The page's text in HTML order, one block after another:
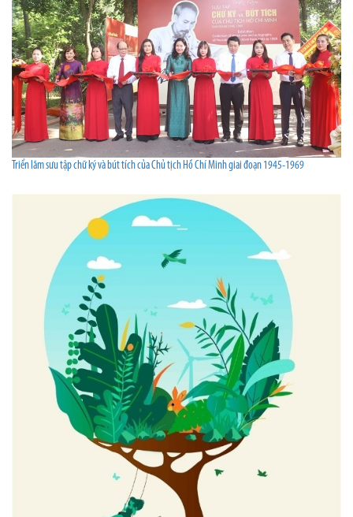
Triển lãm sưu tập chữ ký và bút tích của Chủ tịch Hồ Chí Minh giai đoạn 1945-1969